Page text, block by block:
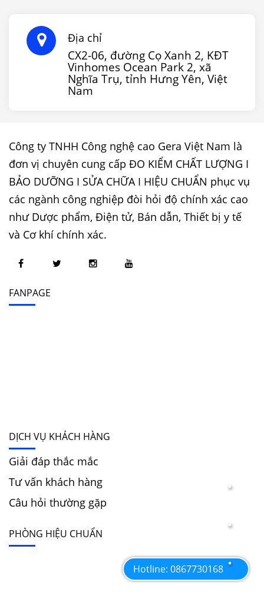
Địa chỉ
CX2-06, đường Cọ Xanh 2, KĐT
Vinhomes Ocean Park 2, xã
Nghĩa Trụ, tỉnh Hưng Yên, Việt
Nam
Công ty TNHH Công nghệ cao Gera Việt Nam là
đơn vị chuyên cung cấp ĐO KIỂM CHẤT LƯỢNG I
BẢO DƯỠNG I SỬA CHỮA I HIỆU CHUẨN phục vụ
các ngành công nghiệp đòi hỏi độ chính xác cao
như Dược phẩm, Điện tử, Bán dẫn, Thiết bị y tế
và Cơ khí chính xác.
FANPAGE
DỊCH VỤ KHÁCH HÀNG
Giải đáp thắc mắc
Tư vấn khách hàng
Câu hỏi thường gặp
PHÒNG HIỆU CHUẨN
Hotline: 0867730168